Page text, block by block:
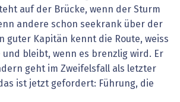
auf der Brücke, wenn der Sturm
andere schon seekrank über der
guter Kapitän kennt die Route, weiss
und bleibt, wenn es brenzlig wird. Er
geht im Zweifelsfall als letzter
ist jetzt gefordert: Führung, die